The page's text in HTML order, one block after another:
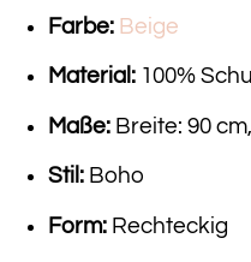
Farbe: Beige
Material:100%
Maße:Breite: 90
Stil:Boho
Form:Rechteckig